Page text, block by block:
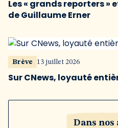
Les « grands reporters »
de Guillaume Erner
Brève 13 juillet 2026
Sur CNews, loyauté
Dans nos